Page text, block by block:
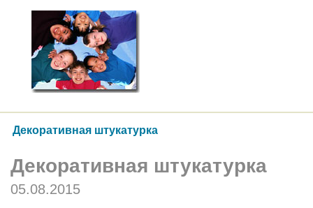
Декоративная штукатурка
Декоративная штукатурка
05.08.2015